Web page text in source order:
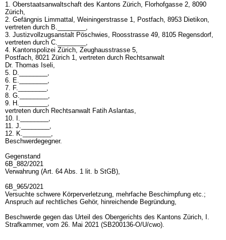
1. Oberstaatsanwaltschaft des Kantons Zürich, Florhofgasse 2, 8090
Zürich,
2. Gefängnis Limmattal, Weiningerstrasse 1, Postfach, 8953 Dietikon,
vertreten durch B.________,
3. Justizvollzugsanstalt Pöschwies, Roosstrasse 49, 8105 Regensdorf,
vertreten durch C.________,
4. Kantonspolizei Zürich, Zeughausstrasse 5,
Postfach, 8021 Zürich 1, vertreten durch Rechtsanwalt
Dr. Thomas Iseli,
5. D.________,
6. E.________,
7. F.________,
8. G.________,
9. H.________,
vertreten durch Rechtsanwalt Fatih Aslantas,
10. I.________,
11. J.________,
12. K.________,
Beschwerdegegner.
Gegenstand
6B_882/2021
Verwahrung (Art. 64 Abs. 1 lit. b StGB),
6B_965/2021
Versuchte schwere Körperverletzung, mehrfache Beschimpfung etc.;
Anspruch auf rechtliches Gehör, hinreichende Begründung,
Beschwerde gegen das Urteil des Obergerichts des Kantons Zürich, I.
Strafkammer, vom 26. Mai 2021 (SB200136-O/U/cwo).